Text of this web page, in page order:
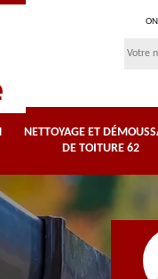
NETTOYAGE ET
DE TOITURE 62